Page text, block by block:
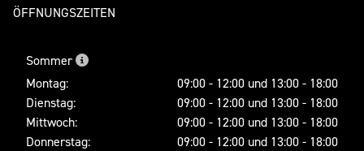
ÖFFNUNGSZEITEN
Sommer
Montag:
09:00 - 12:00 und 13:00 - 18:00
Dienstag:
09:00 - 12:00 und 13:00 - 18:00
Mittwoch:
09:00 - 12:00 und 13:00 - 18:00
Donnerstag:
09:00 - 12:00 und 13:00 - 18:00